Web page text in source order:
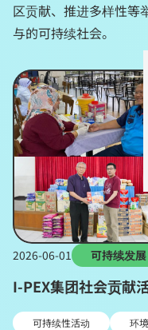
区贡献、推进多样性等
与的可持续社会。
2026-06-01 可持续发展
I-PEX集团社会贡献
可持续性活动 环